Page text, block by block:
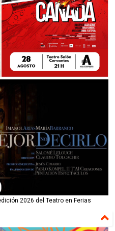
2026 del Teatro en Ferias